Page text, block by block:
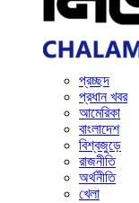
প্রচ্ছদ
প্রধান খবর
আমেরিকা
বাংলাদেশ
বিশ্বজুড়ে
রাজনীতি
অর্থনীতি
খেলা